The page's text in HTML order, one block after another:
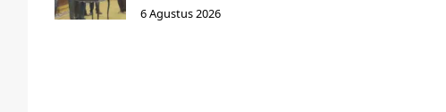
6 Agustus 2026